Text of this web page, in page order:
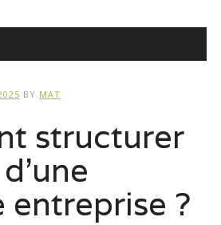
BY MAT
structurer
entreprise ?